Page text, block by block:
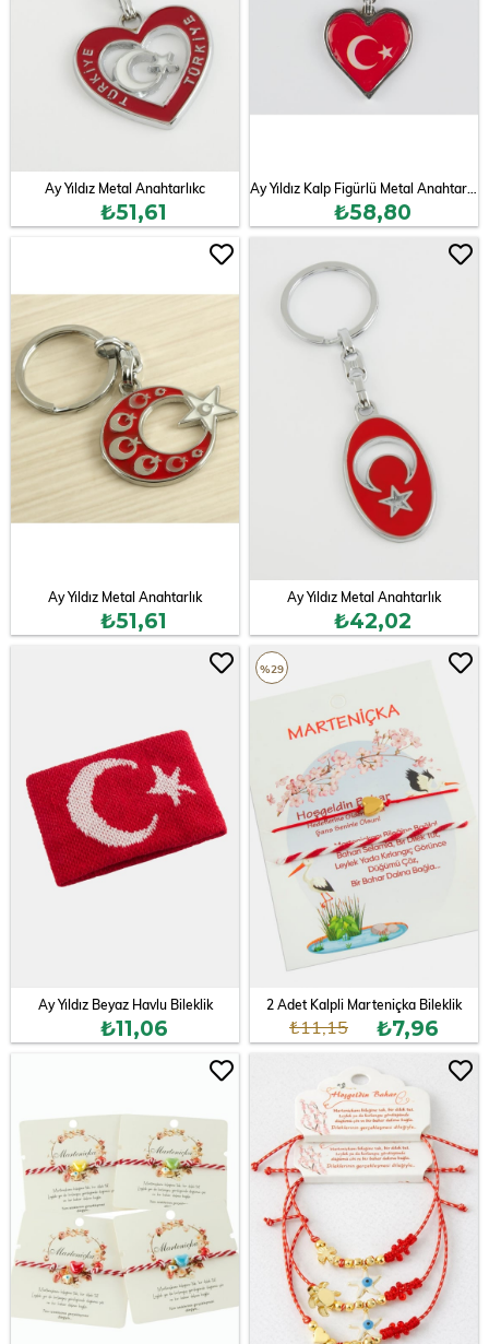
Ay Yıldız Metal Anahtarlıkc
₺51,61
Ay Yıldız Kalp Figürlü Metal Anahtarlık
₺58,80
Ay Yıldız Metal Anahtarlık
₺51,61
Ay Yıldız Metal Anahtarlık
₺42,02
Ay Yıldız Beyaz Havlu Bileklik
₺11,06
2 Adet Kalpli Marteniçka Bileklik
₺7,96
₺11,15
%29